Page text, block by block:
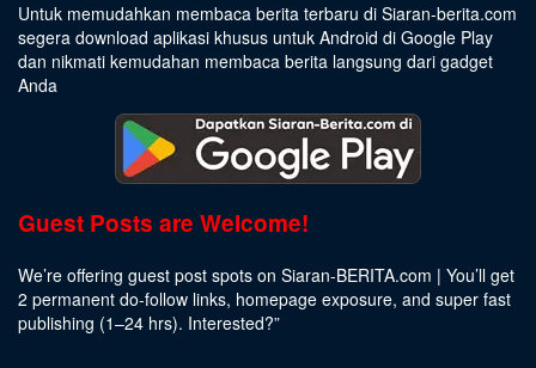
Untuk memudahkan membaca berita terbaru di Siaran-berita.com
segera download aplikasi khusus untuk Android di Google Play
dan nikmati kemudahan membaca berita langsung dari gadget
Anda
Guest Posts are Welcome!
We’re offering guest post spots on Siaran-BERITA.com | You’ll get
2 permanent do-follow links, homepage exposure, and super fast
publishing (1–24 hrs). Interested?”